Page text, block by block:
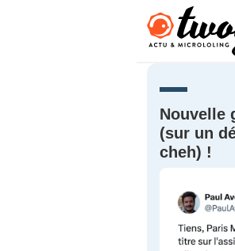
Nouvelle
(sur un
cheh) !